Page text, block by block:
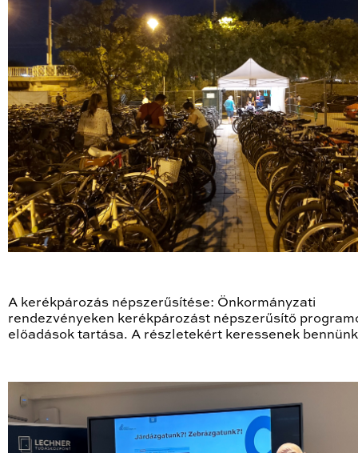
A kerékpározás népszerűsítése: Önkormányzati
rendezvényeken kerékpározást népszerűsítő
előadások tartása. A részletekért keressenek